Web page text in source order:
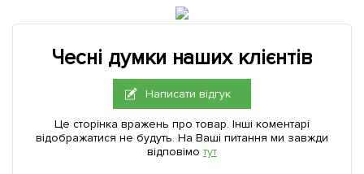
Чесні думки наших клієнтів
Написати відгук
Це сторінка вражень про товар. Інші коментарі
відображатися не будуть. На Ваші питання ми завжди
відповімо тут